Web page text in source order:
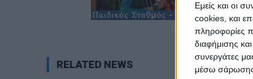
Εμείς και οι
cookies, και
πληροφορίες
διαφήμισης
συνεργάτες
μέσω σάρωσης
RELATED NEWS